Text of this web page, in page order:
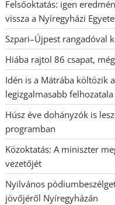
Felsőoktatás: igen
vissza a Nyíregyházi
Szpari–Újpest rangadóval
Hiába rajtol 86 csapat,
Idén is a Mátrába költözik
legizgalmasabb felhozatala
Húsz éve dohányzók is
programban
Közoktatás: A miniszter
vezetőjét
Nyilvános
jövőjéről Nyíregyházán